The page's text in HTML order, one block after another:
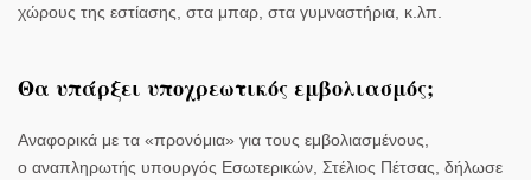
χώρους της εστίασης, στα μπαρ, στα γυμναστήρια , κ.λπ.
Θα υπάρξει υποχρεωτικός εμβολιασμός;
Αναφορικά με τα «προνόμια» για τους εμβολιασμένους,
ο αναπληρωτής υπουργός Εσωτερικών, Στέλιος Πέτσας, δήλωσε